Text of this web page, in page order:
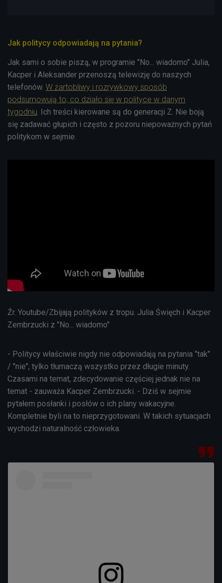
Jak politycy odpowiadają na pytania?
Jak sami o sobie piszą, w programie "No... wiadomo" Julia,
Kacper i Aleksander przenoszą telewizję do naszych
telefonów. W żartobliwy i rozrywkowy sposób
podsumowują to, co działo się w polityce w danym
tygodniu . Ich treści kierowane są do generacji Z. Nie boją
się zadawać głupich i często z pozoru niepoważnych pytań
politykom w sejmie.
Źr. Youtube/Zbijają polityków z tropu. Julia Święch i Kacper
Zembrzucki z "No... wiadomo"
- Politycy właściwie nigdy nie odpowiadają na pytania "tak"
/ "nie", tylko tłumaczą wszystko przez długie minuty.
Czasami na temat, zdecydowanie częściej jednak nie na
temat - zauważa Kacper Zembrzucki. - Dziś w sejmie
pytałem posłanki i posłów o ich plany wakacyjne.
Kompletnie byli na to nieprzygotowani. W takich sytuacjach
wychodzi naturalność człowieka.